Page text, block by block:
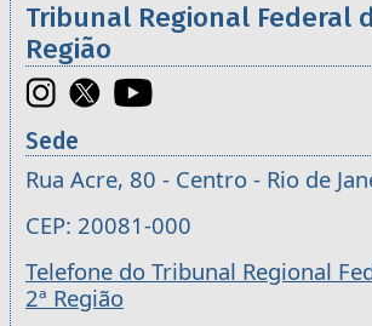
Tribunal Regional Federal
Região
Sede
Rua Acre, 80 - Centro - Rio de
CEP: 20081-000
Telefone do Tribunal Regional
2ª Região